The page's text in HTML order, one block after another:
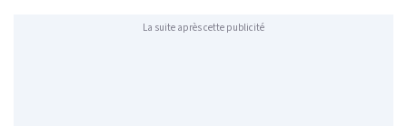
La suite après cette publicité